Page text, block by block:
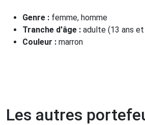
Genre : femme, homme
Tranche d'âge : adulte (13 ans
Couleur : marron
Les autres